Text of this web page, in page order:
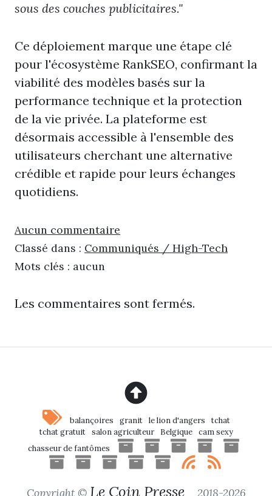
sous des couches publicitaires."
Ce déploiement marque une étape clé
pour l'écosystème RankSEO, confirmant la
viabilité des modèles basés sur la
performance technique et la protection
de la vie privée. La plateforme est
désormais accessible à l'ensemble des
utilisateurs cherchant une alternative
crédible et rapide pour leurs échanges
quotidiens.
Aucun commentaire
Classé dans : Communiqués / High-Tech
Mots clés : aucun
Les commentaires sont fermés.
balançoires granit le lion d'angers
tchat
tchat gratuit
salon agriculteur Belgique
cam sexy
chasseur de fantômes
Copyright © Le Coin Presse 2018-2026